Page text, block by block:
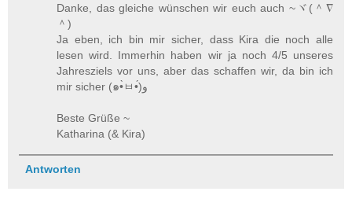
Danke, das gleiche wünschen wir euch auch ~ヾ(＾∇
＾)
Ja eben, ich bin mir sicher, dass Kira die noch alle
lesen wird. Immerhin haben wir ja noch 4/5 unseres
Jahresziels vor uns, aber das schaffen wir, da bin ich
mir sicher (๑•̀ㅂ•́)و
Beste Grüße ~
Katharina (& Kira)
Antworten